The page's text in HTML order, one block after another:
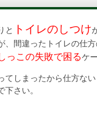
と トイレのしつけ
、間違ったトイレの仕方
っこの失敗で困るケ
てしまったから仕方ない
さい。